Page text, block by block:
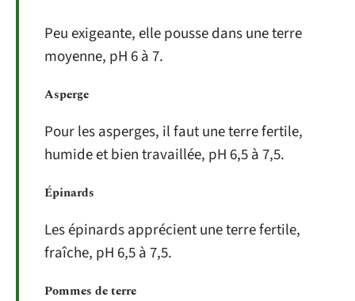
Peu exigeante, elle pousse dans une terre
moyenne, pH 6 à 7.
Asperge
Pour les asperges, il faut une terre fertile,
humide et bien travaillée, pH 6,5 à 7,5.
Épinards
Les épinards apprécient une terre fertile,
fraîche, pH 6,5 à 7,5.
Pommes de terre